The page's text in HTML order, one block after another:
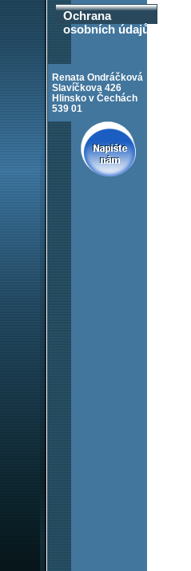
Ochrana
osobních údajů
Renata Ondráčková
Slavíčkova 426
Hlinsko v Čechách
539 01